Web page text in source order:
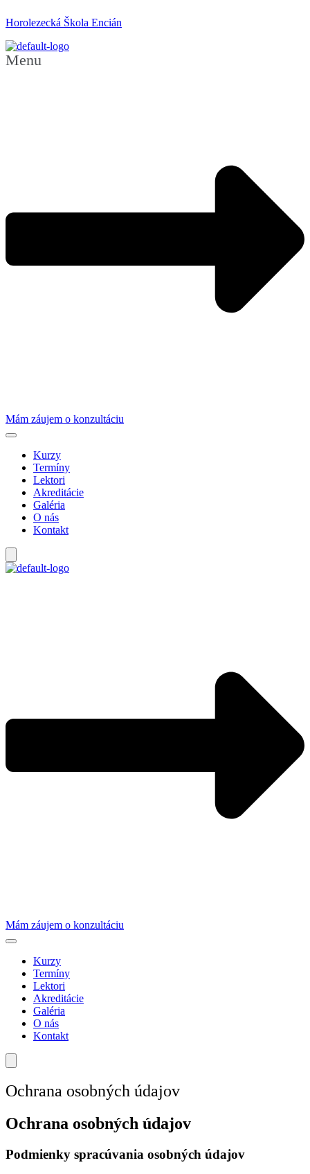
Horolezecká Škola Encián
Menu
Mám záujem o konzultáciu
Kurzy
Termíny
Lektori
Akreditácie
Galéria
O nás
Kontakt
Mám záujem o konzultáciu
Kurzy
Termíny
Lektori
Akreditácie
Galéria
O nás
Kontakt
Ochrana osobných údajov
Ochrana osobných údajov
Podmienky spracúvania osobných údajov